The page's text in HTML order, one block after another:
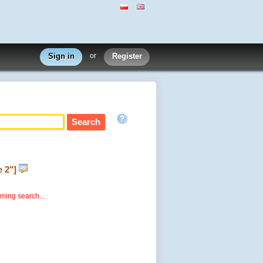
Sign in or Register
2"]
search...